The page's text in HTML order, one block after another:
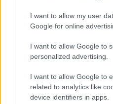
I want to allow my user
Google for online
I want to allow Google to
personalized advertising.
I want to allow Google to
related to analytics like
device identifiers in apps.
Για τους Υδροχόους, η
αυτές τις ημέρες με το
μπορεί να σας βάλουν σε
συνέχειαεδώ.